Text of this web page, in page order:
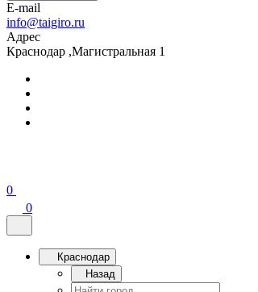
E-mail
info@taigiro.ru
Адрес
Краснодар ,Магистральная 1
0
0
Краснодар
Назад